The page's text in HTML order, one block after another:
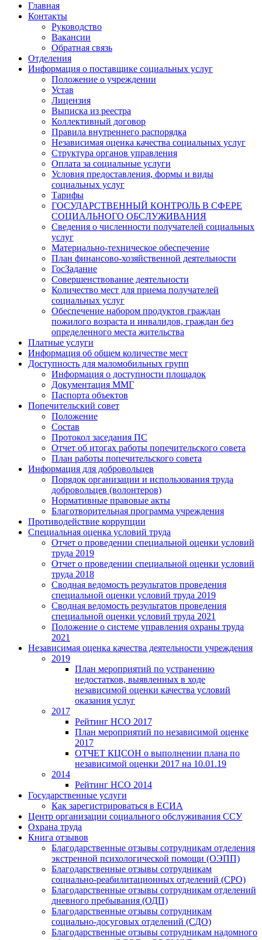
Главная
Контакты
Руководство
Вакансии
Обратная связь
Отделения
Информация о поставщике социальных услуг
Положение о учреждении
Устав
Лицензия
Выписка из реестра
Коллективный договор
Правила внутреннего распорядка
Независимая оценка качества социальных услуг
Структура органов управления
Оплата за социальные услуги
Условия предоставления, формы и виды
социальных услуг
Тарифы
ГОСУДАРСТВЕННЫЙ КОНТРОЛЬ В СФЕРЕ
СОЦИАЛЬНОГО ОБСЛУЖИВАНИЯ
Сведения о численности получателей социальных
услуг
Материально-техническое обеспечение
План финансово-хозяйственной деятельности
ГосЗадание
Совершенствование деятельности
Количество мест для приема получателей
социальных услуг
Обеспечение набором продуктов граждан
пожилого возраста и инвалидов, граждан без
определенного места жительства
Платные услуги
Информация об общем количестве мест
Доступность для маломобильных групп
Информация о доступности площадок
Документация ММГ
Паспорта объектов
Попечительский совет
Положение
Состав
Протокол заседания ПС
Отчет об итогах работы попечительского совета
План работы попечительского совета
Информация для добровольцев
Порядок организации и использования труда
добровольцев (волонтеров)
Нормативные правовые акты
Благотворительная программа учреждения
Противодействие коррупции
Специальная оценка условий труда
Отчет о проведении специальной оценки условий
труда 2019
Отчет о проведении специальной оценки условий
труда 2018
Сводная ведомость результатов проведения
специальной оценки условий труда 2019
Сводная ведомость результатов проведения
специальной оценки условий труда 2021
Положение о системе управления охраны труда
2021
Независимая оценка качества деятельности учреждения
2019
План мероприятий по устранению
недостатков, выявленных в ходе
независимой оценки качества условий
оказания услуг
2017
Рейтинг НСО 2017
План мероприятий по независимой оценке
2017
ОТЧЕТ КЦСОН о выполнении плана по
независимой оценки 2017 на 10.01.19
2014
Рейтинг НСО 2014
Государственные услуги
Как зарегистрироваться в ЕСИА
Центр организации социального обслуживания ССУ
Охрана труда
Книга отзывов
Благодарственные отзывы сотрудникам отделения
экстренной психологической помощи (ОЭПП)
Благодарственные отзывы сотрудникам
социально-реабилитационных отделений (СРО)
Благодарственные отзывы сотрудникам отделений
дневного пребывания (ОДП)
Благодарственные отзывы сотрудникам
социально-досуговых отделений (СДО)
Благодарственные отзывы сотрудникам надомного